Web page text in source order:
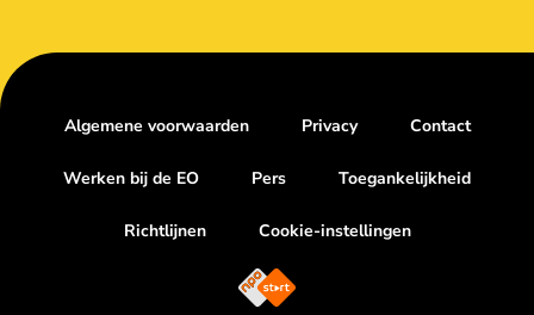
Algemene voorwaarden Privacy Contact
Werken bij de EO Pers Toegankelijkheid
Richtlijnen Cookie-instellingen